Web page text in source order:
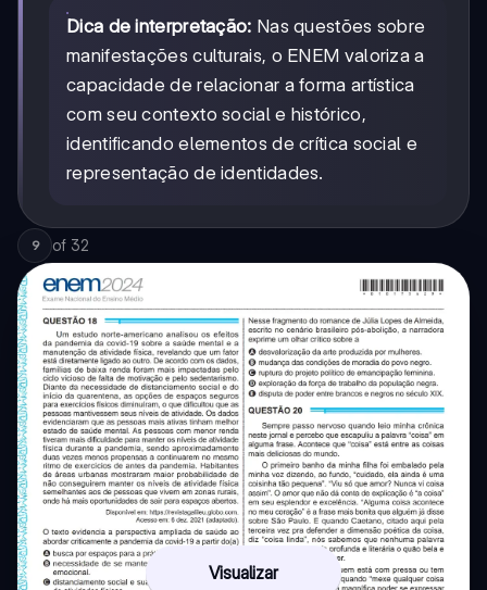
Dica de interpretação: Nas questões sobre
manifestações culturais, o ENEM valoriza a
capacidade de relacionar a forma artística
com seu contexto social e histórico,
identificando elementos de crítica social e
representação de identidades.
9 of 32
Visualizar